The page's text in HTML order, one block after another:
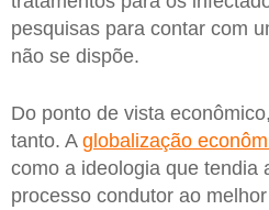
pesquisas para contar com
não se dispõe.
Do ponto de vista
tanto. A globalização
como a ideologia que tendia
processo condutor ao